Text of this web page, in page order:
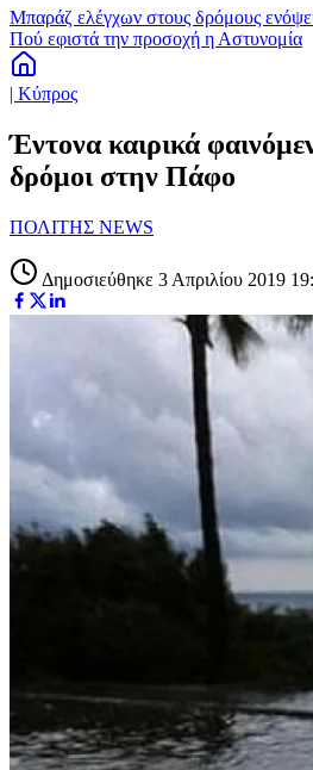
Μπαράζ ελέγχων στους δρόμους
Πού εφιστά την προσοχή η Αστυνομία
| Κύπρος
Έντονα καιρικά
δρόμοι στην Πάφο
ΠΟΛΙΤΗΣ NEWS
Δημοσιεύθηκε 3 Απριλίου 2019